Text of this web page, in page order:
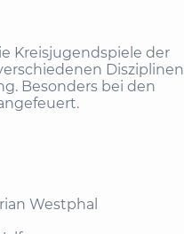
Kreisjugendspiele der
Disziplinen
Besonders bei den
Westphal